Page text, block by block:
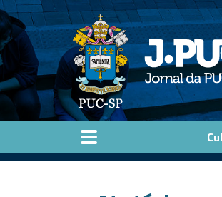
Pular para o conteúdo principal